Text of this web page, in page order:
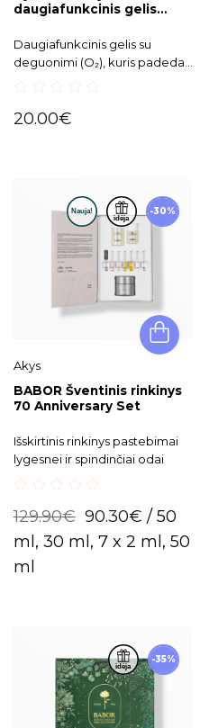
daugiafunkcinis gelis
deguonimi WithVera
Daugiafunkcinis gelis su
deguonimi (O₂), kuris padeda
aloino, todėl tinka net jautriai
out
20.00€
-30%
Akys
BABOR Šventinis rinkinys
70 Anniversary Set
Išskirtinis rinkinys pastebimai
lygesnei ir spindinčiai odai
out
5
129.90€ 90.30€ / 50
ml, 30 ml, 7 x 2 ml, 50
ml
-35%